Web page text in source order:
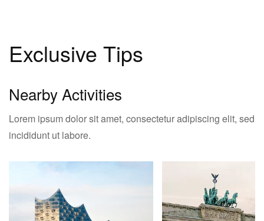
Exclusive Tips
Nearby Activities
Lorem ipsum dolor sit amet, consectetur adipiscing elit, sed
incididunt ut labore.